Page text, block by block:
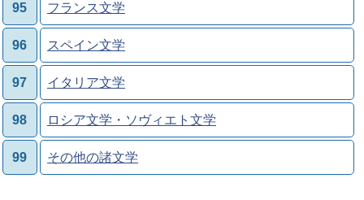
95 フランス文学
96 スペイン文学
97 イタリア文学
98 ロシア文学・ソヴィエト文学
99 その他の諸文学